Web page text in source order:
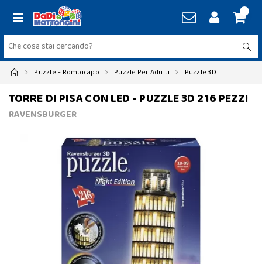
Puzzle E Rompicapo Puzzle Per Adulti Puzzle 3D
TORRE DI PISA CON LED - PUZZLE 3D 216 PEZZI
RAVENSBURGER